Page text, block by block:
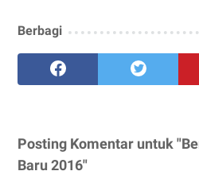
Berbagi
Posting Komentar untuk
Baru 2016"